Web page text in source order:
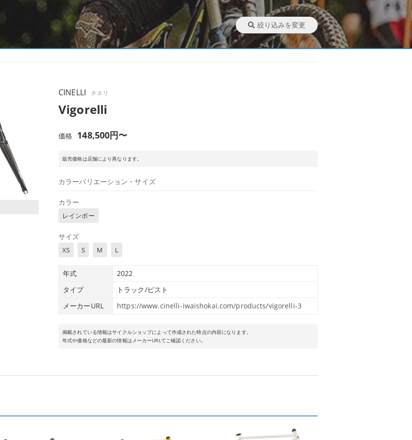
絞り込みを変更
CINELLI チネリ
Vigorelli
価格 148,500円〜
販売価格は店舗により異なります。
カラーバリエーション・サイズ
カラー
レインボー
サイズ
XS S M L
年式
2022
タイプ
トラック/ピスト
メーカーURL
https://www.cinelli-iwaishokai.com/products/vigorelli-3
掲載されている情報はサイクルショップによって作成された時点の内容になります。
年式や価格などの最新の情報はメーカーURLてご確認ください。